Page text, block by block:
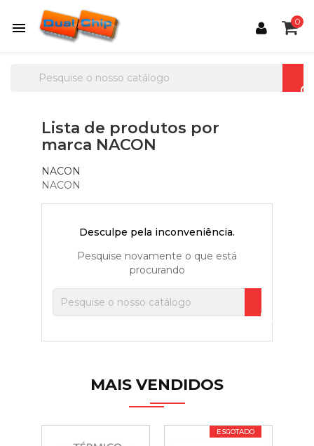
 0
Lista de produtos por
marca NACON
NACON
NACON
Desculpe pela inconveniência.
Pesquise novamente o que está
procurando

MAIS VENDIDOS
ESGOTADO